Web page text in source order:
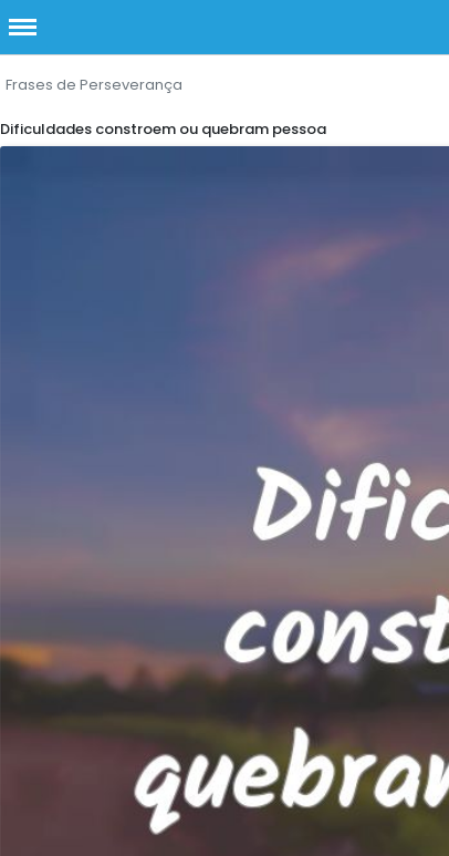
Frases de Perseverança
Dificuldades constroem ou quebram pessoa